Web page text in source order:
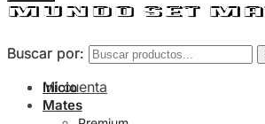
Buscar por:
Mi cuenta
Buscar por:
Inicio
Mates